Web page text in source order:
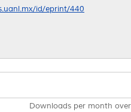
id/eprint/440
Downloads per month